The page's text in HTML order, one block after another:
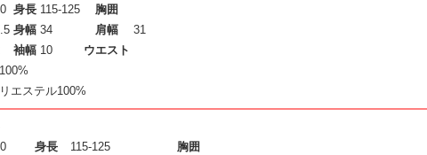
身長 115-125
胸囲
身幅 34 肩幅
31
袖幅 10
ウエスト
エステル100%
身長 115-125
胸囲